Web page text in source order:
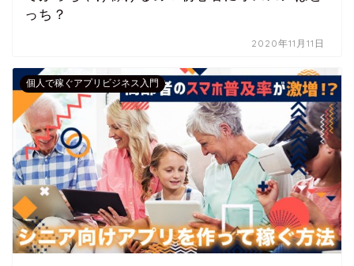
っち？
2020年11月11日
個人で稼ぐアプリビジネス入門